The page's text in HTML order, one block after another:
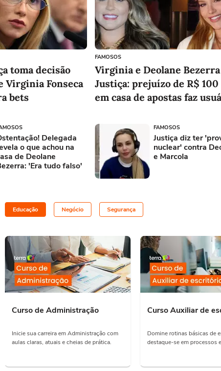
toma decisão
Virginia Fonseca
bets
FAMOSOS
Virginia e Deolane
Justiça: prejuízo de R$
em casa de apostas faz
detalhes
Delegada
o que achou na
de Deolane
'Era tudo falso'
FAMOSOS
Justiça diz ter
nuclear' contra
e Marcola
Educação Negócio Segurança
Curso de Administração
Inicie sua carreira em Administração com
aulas claras, atuais e cheias de prática.
Curso Auxiliar de
Domine rotinas básicas de
destaque-se em processos